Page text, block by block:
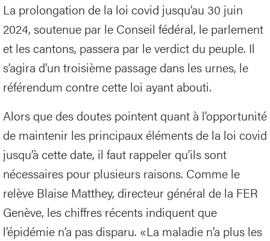
La prolongation de la loi covid jusqu’au 30 juin
2024, soutenue par le Conseil fédéral, le parlement
et les cantons, passera par le verdict du peuple. Il
s’agira d’un troisième passage dans les urnes, le
référendum contre cette loi ayant abouti.
Alors que des doutes pointent quant à l’opportunité
de maintenir les principaux éléments de la loi covid
jusqu’à cette date, il faut rappeler qu’ils sont
nécessaires pour plusieurs raisons. Comme le
relève Blaise Matthey, directeur général de la FER
Genève, les chiffres récents indiquent que
l’épidémie n’a pas disparu. «La maladie n’a plus les